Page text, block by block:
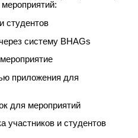
студентов
систему BHAGs
приложения для
для мероприятий
участников и студентов